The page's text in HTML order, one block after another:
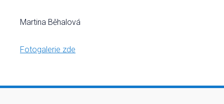
Martina Běhalová
Fotogalerie zde